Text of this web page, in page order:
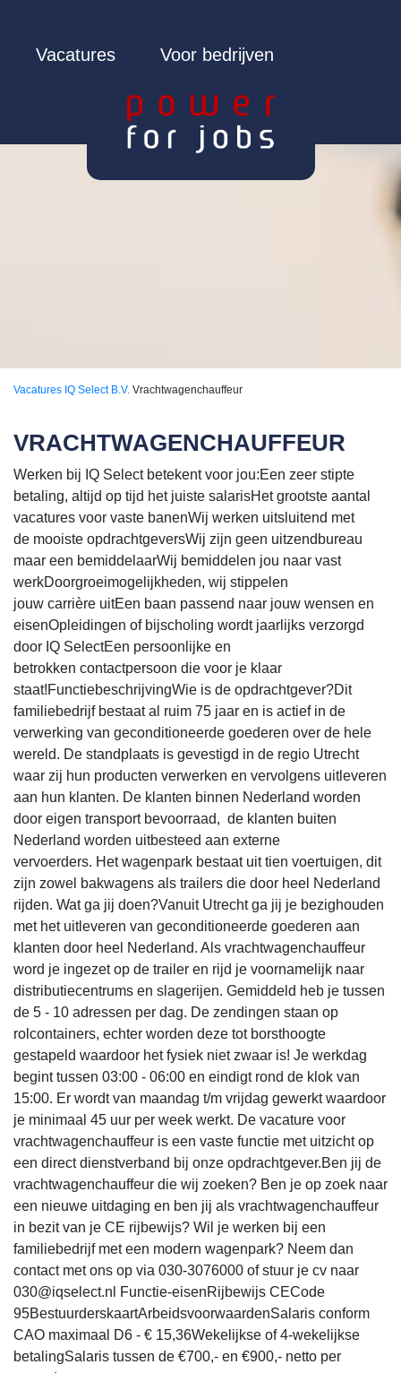
Vacatures Voor bedrijven
Vacatures IQ Select B.V. Vrachtwagenchauffeur
VRACHTWAGENCHAUFFEUR
Werken bij IQ Select betekent voor jou:Een zeer stipte
betaling, altijd op tijd het juiste salarisHet grootste aantal
vacatures voor vaste banenWij werken uitsluitend met
de mooiste opdrachtgeversWij zijn geen uitzendbureau
maar een bemiddelaarWij bemiddelen jou naar vast
werkDoorgroeimogelijkheden, wij stippelen
jouw carrière uitEen baan passend naar jouw wensen en
eisenOpleidingen of bijscholing wordt jaarlijks verzorgd
door IQ SelectEen persoonlijke en
betrokken contactpersoon die voor je klaar
staat!FunctiebeschrijvingWie is de opdrachtgever?Dit
familiebedrijf bestaat al ruim 75 jaar en is actief in de
verwerking van geconditioneerde goederen over de hele
wereld. De standplaats is gevestigd in de regio Utrecht
waar zij hun producten verwerken en vervolgens uitleveren
aan hun klanten. De klanten binnen Nederland worden
door eigen transport bevoorraad, de klanten buiten
Nederland worden uitbesteed aan externe
vervoerders. Het wagenpark bestaat uit tien voertuigen, dit
zijn zowel bakwagens als trailers die door heel Nederland
rijden. Wat ga jij doen?Vanuit Utrecht ga jij je bezighouden
met het uitleveren van geconditioneerde goederen aan
klanten door heel Nederland. Als vrachtwagenchauffeur
word je ingezet op de trailer en rijd je voornamelijk naar
distributiecentrums en slagerijen. Gemiddeld heb je tussen
de 5 - 10 adressen per dag. De zendingen staan op
rolcontainers, echter worden deze tot borsthoogte
gestapeld waardoor het fysiek niet zwaar is! Je werkdag
begint tussen 03:00 - 06:00 en eindigt rond de klok van
15:00. Er wordt van maandag t/m vrijdag gewerkt waardoor
je minimaal 45 uur per week werkt. De vacature voor
vrachtwagenchauffeur is een vaste functie met uitzicht op
een direct dienstverband bij onze opdrachtgever.Ben jij de
vrachtwagenchauffeur die wij zoeken? Ben je op zoek naar
een nieuwe uitdaging en ben jij als vrachtwagenchauffeur
in bezit van je CE rijbewijs? Wil je werken bij een
familiebedrijf met een modern wagenpark? Neem dan
contact met ons op via 030-3076000 of stuur je cv naar
030@iqselect.nl Functie-eisenRijbewijs CECode
95BestuurderskaartArbeidsvoorwaardenSalaris conform
CAO maximaal D6 - € 15,36Wekelijkse of 4-wekelijkse
betalingSalaris tussen de €700,- en €900,- netto per